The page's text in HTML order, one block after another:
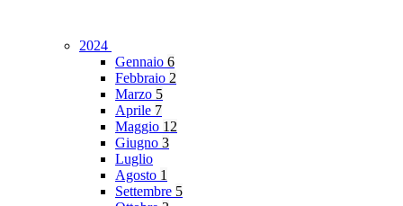
2024
Gennaio 6
Febbraio 2
Marzo 5
Aprile 7
Maggio 12
Giugno 3
Luglio
Agosto 1
Settembre 5